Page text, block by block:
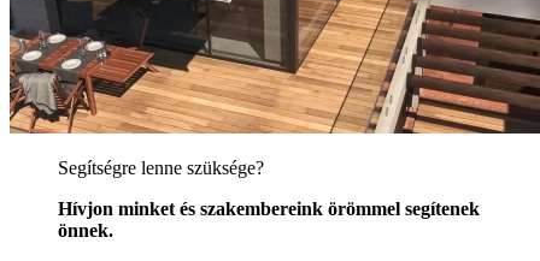
Segítségre lenne szüksége?
Hívjon minket és szakembereink örömmel segítenek
önnek.